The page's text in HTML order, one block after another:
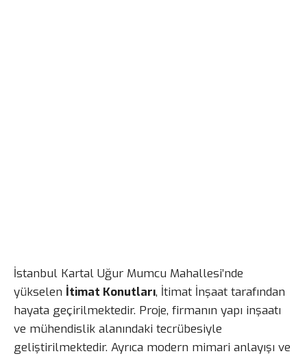
İstanbul Kartal Uğur Mumcu Mahallesi’nde
yükselen İtimat Konutları, İtimat İnşaat tarafından
hayata geçirilmektedir. Proje, firmanın yapı inşaatı
ve mühendislik alanındaki tecrübesiyle
geliştirilmektedir. Ayrıca modern mimari anlayışı ve